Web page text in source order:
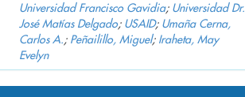
Universidad Francisco Gavidia; Universidad Dr.
José Matías Delgado; USAID; Umaña Cerna,
Carlos A.; Peñailillo, Miguel; Iraheta, May
Evelyn